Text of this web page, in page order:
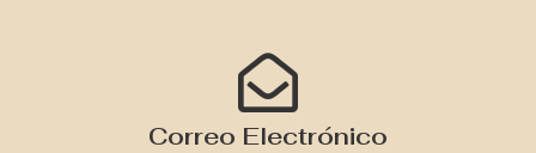
Correo Electrónico